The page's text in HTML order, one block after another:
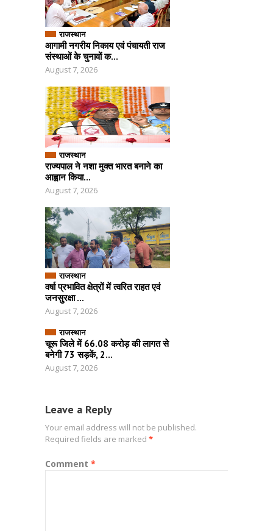
राजस्थान
आगामी नगरीय निकाय एवं पंचायती राज
संस्थाओं के चुनावों क...
August 7, 2026
राजस्थान
राज्यपाल ने नशा मुक्त भारत बनाने का
आह्वान किया...
August 7, 2026
राजस्थान
वर्षा प्रभावित क्षेत्रों में त्वरित राहत एवं
जनसुरक्षा ...
August 7, 2026
राजस्थान
चूरू जिले में 66.08 करोड़ की लागत से
बनेगी 73 सड़कें, 2...
August 7, 2026
Leave a Reply
Your email address will not be published.
Required fields are marked *
Comment *